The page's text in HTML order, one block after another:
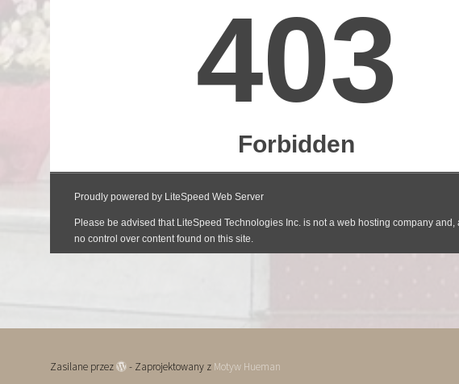
Zasilane przez - Zaprojektowany z Motyw Hueman